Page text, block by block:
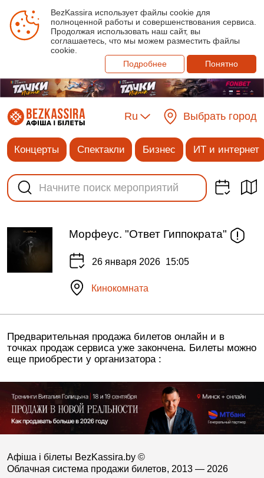
BezKassira использует файлы cookie для
полноценной работы и совершенствования сервиса.
Продолжая использовать наш сайт, вы
соглашаетесь, что мы можем разместить файлы
cookie.
Подробнее
Понятно
Ru Выбрать город
Концерты Спектакли Бизнес ИТ и интернет
Морфеус. "Ответ Гиппократа"
26 января 2026 15:05
Кинокомната
Предварительная продажа билетов онлайн и в
точках продаж сервиса уже закончена. Билеты можно
еще приобрести у организатора :
Афіша і білеты BezKassira.by ©
Облачная система продажи билетов, 2013 — 2026